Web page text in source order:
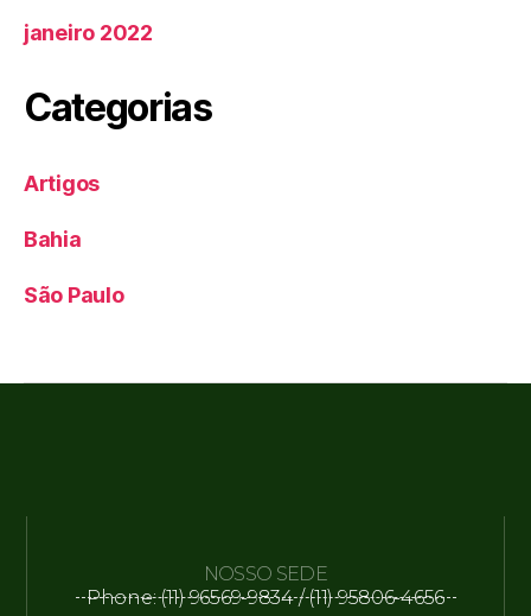
janeiro 2022
Categorias
Artigos
Bahia
São Paulo
NOSSO SEDE
Phone: (11) 96569-9834 / (11) 95806-4656